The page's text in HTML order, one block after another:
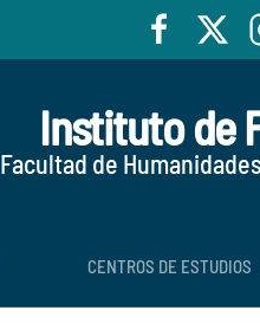
Instituto de
Facultad de
CENTROS DE ESTUDIOS